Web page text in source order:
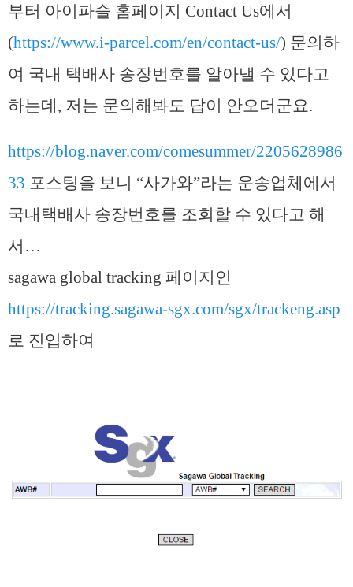
부터 아이파슬 홈페이지 Contact Us에서
(https://www.i-parcel.com/en/contact-us/) 문의하
여 국내 택배사 송장번호를 알아낼 수 있다고
하는데, 저는 문의해봐도 답이 안오더군요.
https://blog.naver.com/comesummer/2205628986
33 포스팅을 보니 “사가와”라는 운송업체에서
국내택배사 송장번호를 조회할 수 있다고 해
서…
sagawa global tracking 페이지인
https://tracking.sagawa-sgx.com/sgx/trackeng.asp
로 진입하여